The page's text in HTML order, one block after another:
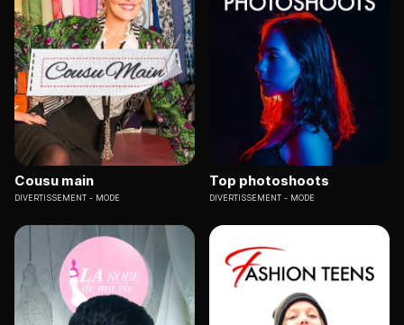
Cousu main
DIVERTISSEMENT MODE
Top photoshoots
DIVERTISSEMENT MODE